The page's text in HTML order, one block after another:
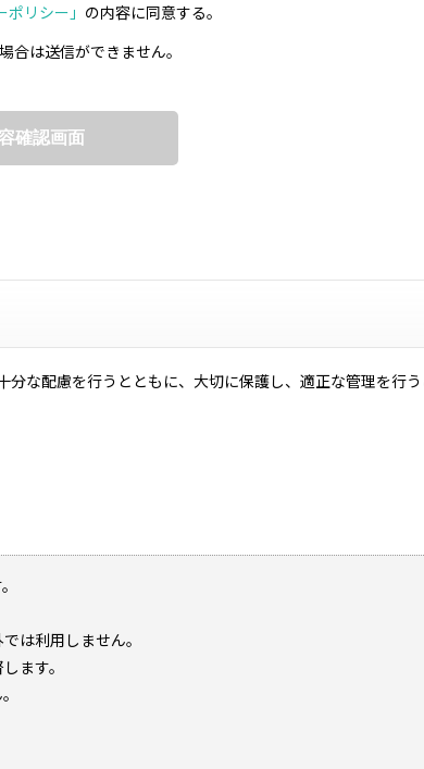
ポリシー」 の内容に同意する。
合は送信ができません。
な配慮を行うとともに、大切に保護し、適正な管理を行
は利用しません。
ます。